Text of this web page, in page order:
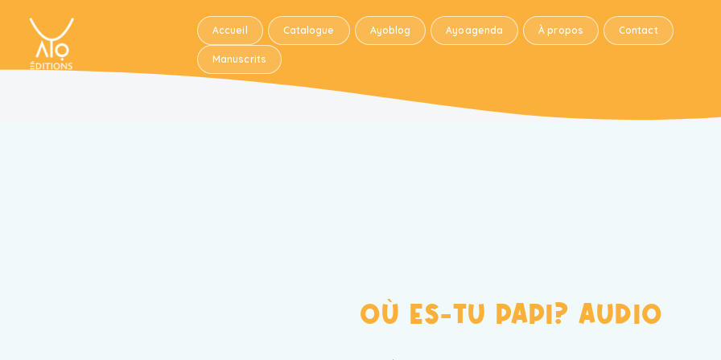
Accueil Catalogue Ayoblog Ayoagenda À propos Contact
Manuscrits
OÙ ES-TU PAPI? AUDIO